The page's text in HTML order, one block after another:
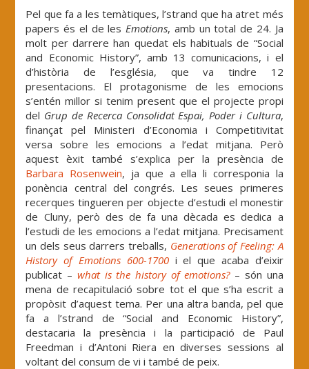
Pel que fa a les temàtiques, l’strand que ha atret més
papers és el de lesEmotions, amb un total de 24. Ja
molt per darrere han quedat els habituals de “Social
and Economic History”, amb 13 comunicacions, i el
d’història de l’església, que va tindre 12
presentacions. El protagonisme de les emocions
s’entén millor si tenim present que el projecte propi
del Grup de Recerca Consolidat Espai, Poder i Cultura,
finançat pel Ministeri d’Economia i Competitivitat
versa sobre les emocions a l’edat mitjana. Però
aquest èxit també s’explica per la presència de
Barbara Rosenwein, ja que a ella li corresponia la
ponència central del congrés. Les seues primeres
recerques tingueren per objecte d’estudi el monestir
de Cluny, però des de fa una dècada es dedica a
l’estudi de les emocions a l’edat mitjana. Precisament
un dels seus darrers treballs, Generations of Feeling: A
History of Emotions 600-1700i el que acaba d’eixir
publicat – what is the history of emotions?– són una
mena de recapitulació sobre tot el que s’ha escrit a
propòsit d’aquest tema. Per una altra banda, pel que
fa a l’strand de “Social and Economic History”,
destacaria la presència i la participació de Paul
Freedman i d’Antoni Riera en diverses sessions al
voltant del consum de vi i també de peix.